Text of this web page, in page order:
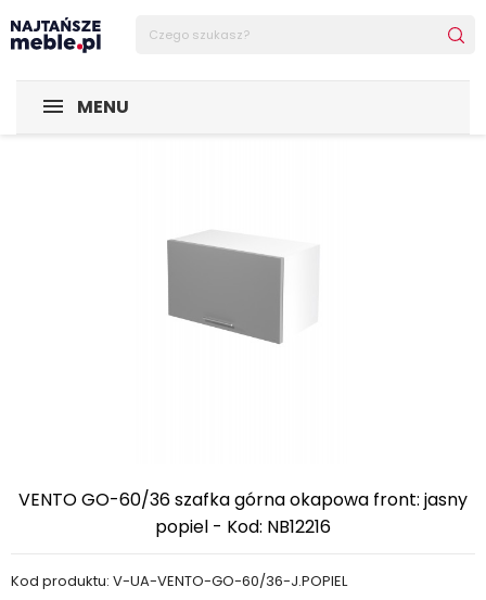
MENU
Sklep Najtańsze-meble
VENTO GO-60/36 szafka górna okapowa front: jasny
popiel - Kod: NB12216
Kod produktu: V-UA-VENTO-GO-60/36-J.POPIEL